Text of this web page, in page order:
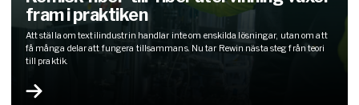
fram i praktiken
Att ställa om textilindustrin handlar inte om enskilda lösningar, utan om att
få många delar att fungera tillsammans. Nu tar Rewin nästa steg från teori
till praktik.